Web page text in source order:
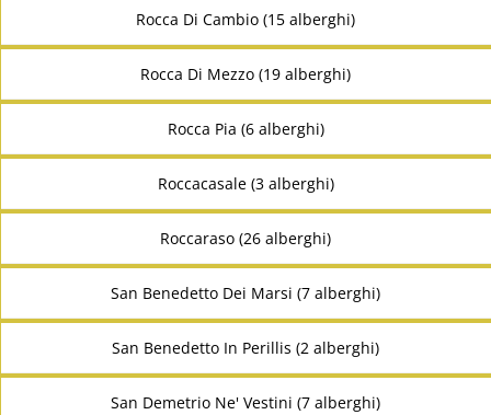
Rocca Di Cambio (15 alberghi)
Rocca Di Mezzo (19 alberghi)
Rocca Pia (6 alberghi)
Roccacasale (3 alberghi)
Roccaraso (26 alberghi)
San Benedetto Dei Marsi (7 alberghi)
San Benedetto In Perillis (2 alberghi)
San Demetrio Ne' Vestini (7 alberghi)